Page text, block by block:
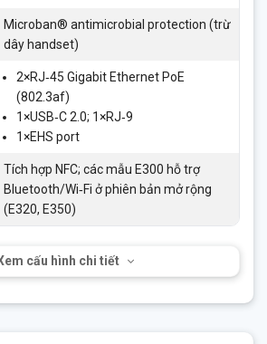
Microban® antimicrobial protection (trừ
dây handset)
2×RJ‑45 Gigabit Ethernet PoE
(802.3af)
1×USB‑C 2.0; 1×RJ‑9
1×EHS port
Tích hợp NFC; các mẫu E300 hỗ trợ
Bluetooth/Wi‑Fi ở phiên bản mở rộng
(E320, E350)
cấu hình chi tiết